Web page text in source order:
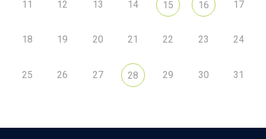
11 12 13 14 15 16 17
18 19 20 21 22 23 24
25 26 27 28 29 30 31